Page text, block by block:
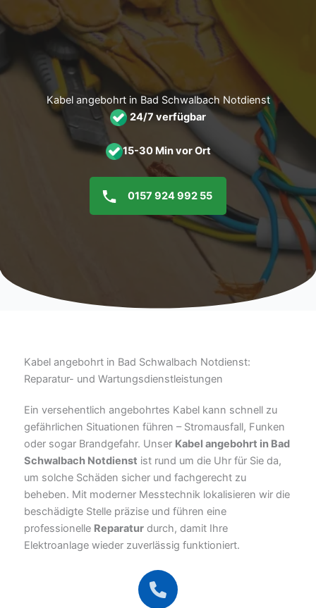
Inhalt
Kabel angebohrt in Bad Schwalbach Notdienst
24/7 verfügbar
15-30 Min vor Ort
0157 924 992 55
Kabel angebohrt in Bad Schwalbach Notdienst:
Reparatur- und Wartungsdienstleistungen
Ein versehentlich angebohrtes Kabel kann schnell zu
gefährlichen Situationen führen – Stromausfall, Funken
oder sogar Brandgefahr. Unser Kabel angebohrt in Bad
Schwalbach Notdienst ist rund um die Uhr für Sie da,
um solche Schäden sicher und fachgerecht zu
beheben. Mit moderner Messtechnik lokalisieren wir die
beschädigte Stelle präzise und führen eine
professionelle Reparatur durch, damit Ihre
Elektroanlage wieder zuverlässig funktioniert.